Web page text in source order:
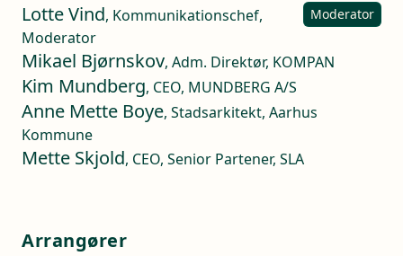
Lotte Vind, Kommunikationschef,
Moderator
Moderator
Mikael Bjørnskov, Adm. Direktør, KOMPAN
Kim Mundberg, CEO, MUNDBERG A/S
Anne Mette Boye, Stadsarkitekt, Aarhus
Kommune
Mette Skjold, CEO, Senior Partener, SLA
Arrangører